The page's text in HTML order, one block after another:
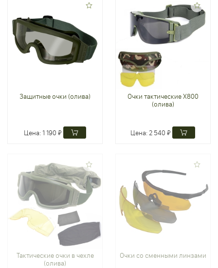
Защитные очки (олива)
Цена:1 190 ₽
Очки тактические Х800
(олива)
Цена: 2 540 ₽
Тактические очки в чехле
(олива)
Очки со сменными линзами